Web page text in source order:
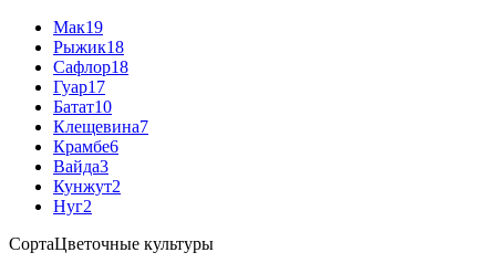
Мак19
Рыжик18
Сафлор18
Гуар17
Батат10
Клещевина7
Крамбе6
Вайда3
Кунжут2
Нуг2
СортаЦветочные культуры